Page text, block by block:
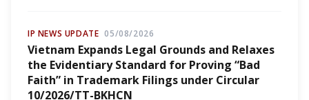
IP NEWS UPDATE 05/08/2026
Vietnam Expands Legal Grounds and Relaxes
the Evidentiary Standard for Proving “Bad
Faith” in Trademark Filings under Circular
10/2026/TT-BKHCN